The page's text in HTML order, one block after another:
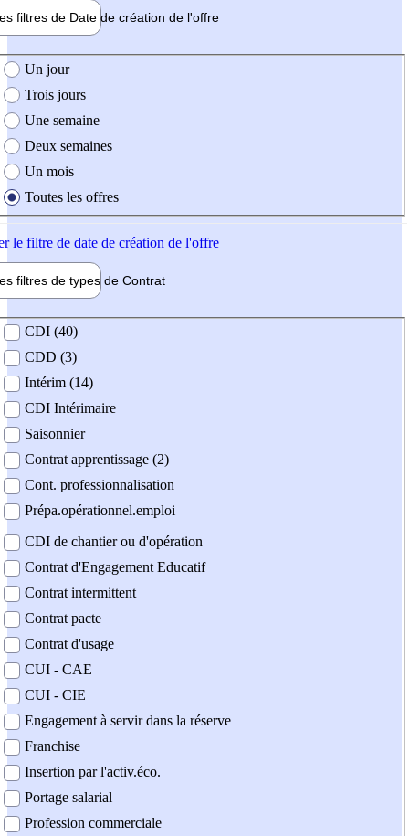
filtres de Date de création de l'offre
création de l'offre
Un jour
Trois jours
Une semaine
Deux semaines
Un mois
Toutes les offres
le filtre de date de création de l'offre
filtres de types de Contrat
contrat
CDI (40)
CDD (3)
Intérim (14)
CDI Intérimaire
Saisonnier
Contrat apprentissage (2)
Cont. professionnalisation
Prépa.opérationnel.emploi
CDI de chantier ou d'opération
Contrat d'Engagement Educatif
Contrat intermittent
Contrat pacte
Contrat d'usage
CUI - CAE
CUI - CIE
Engagement à servir dans la réserve
Franchise
Insertion par l'activ.éco.
Portage salarial
Profession commerciale